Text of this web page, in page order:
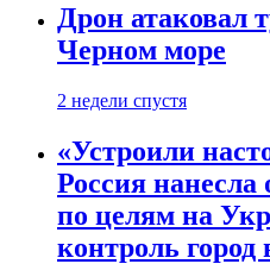
Дрон атаковал
Черном море
2 недели спустя
«Устроили
Россия
по целям на
контроль